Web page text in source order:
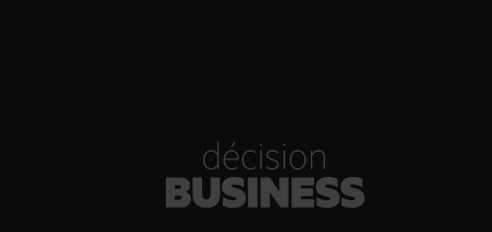
Hôtels : un chiffre d’affaires